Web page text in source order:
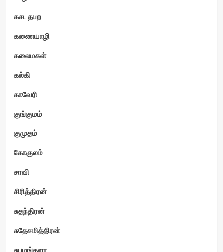
கசடதபற
கணையாழி
கலைமகள்
கல்கி
காவேரி
குங்குமம்
குமுதம்
கோகுலம்
சாவி
சிரித்திரன்
சுதந்திரன்
சுதேசமித்திரன்
சுபமங்களா